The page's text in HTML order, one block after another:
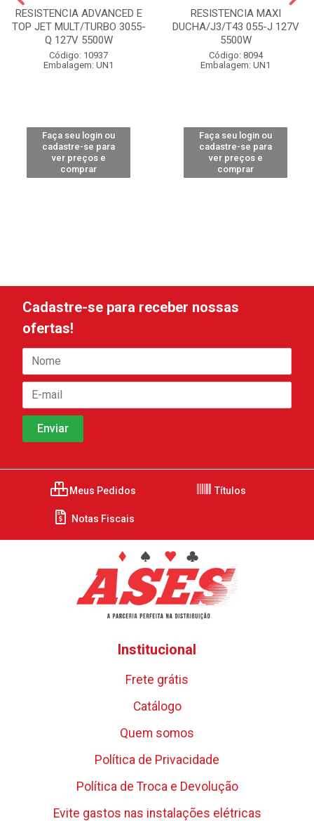
RESISTENCIA ADVANCED E
TOP JET MULT/TURBO 3055-
Q 127V 5500W
Código: 10937
Embalagem: UN1
Faça seu login ou
cadastre-se para
ver preços e
comprar
RESISTENCIA MAXI
DUCHA/J3/T43 055-J 127V
5500W
Código: 8094
Embalagem: UN1
Faça seu login ou
cadastre-se para
ver preços e
comprar
Cadastre-se para receber nossas
ofertas!
Meus Pedidos Títulos
Notas Fiscais
Institucional
Frete grátis
Catálogo
Quem somos
Política de Privacidade
Política de Troca e Devolução
Evite gastos nas instalações elétricas